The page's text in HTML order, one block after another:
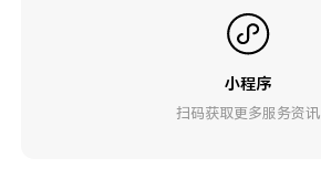
小程序
扫码获取更多服务资讯